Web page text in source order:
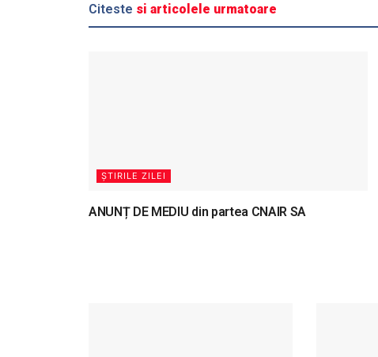
Citeste si articolele urmatoare
ȘTIRILE ZILEI
ANUNȚ DE MEDIU din partea CNAIR SA